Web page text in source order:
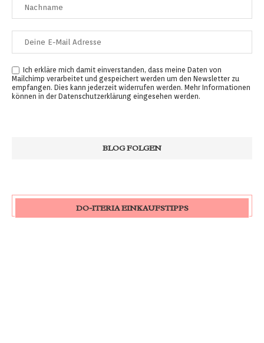
Ich erkläre mich damit einverstanden, dass meine Daten von
Mailchimp verarbeitet und gespeichert werden um den Newsletter zu
empfangen. Dies kann jederzeit widerrufen werden. Mehr Informationen
können in der Datenschutzerklärung eingesehen werden.
DO-ITERIA EINKAUFSTIPPS